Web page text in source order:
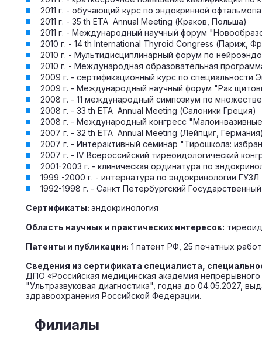
2011 г. - обучающий курс по эндокринной
2011 г. - 35 th ETA Annual Meeting (Краков, Польша)
2011 г. - Международный научный форум
2010 г. - 14 th International Thyroid Congress (Париж,
2010 г. - Мультидисциплинарный форум по
2010 г. - Международная образовательная
2009 г. - сертификационный курс по специальности
2009 г. - Международный научный форум "Рак
2008 г. - 11 международный симпозиум по
2008 г. - 33 th ETA Annual Meeting (Салоники Греция)
2008 г. - Международный конгресс
2007 г. - 32 th ETA Annual Meeting (Лейпциг, Германия)
2007 г. - Интерактивный семинар "Тирошкола:
2007 г. - IV Всероссийский тиреоидологический
2001-2003 г. - клиническая ординатура по
1999 -2000 г. - интернатура по эндокринологии ГУЗЛ
1992-1998 г. - Санкт Петербургский
Сертификаты: эндокринология
Область научных и практических интересов:
Патенты и публикации: 1 патент РФ, 25 печатных работ
Сведения из сертификата специалиста,
ДПО «Российская медицинская академия
"Ультразвуковая диагностика", годна до 04.05.2027,
здравоохранения Российской Федерации.
Филиалы